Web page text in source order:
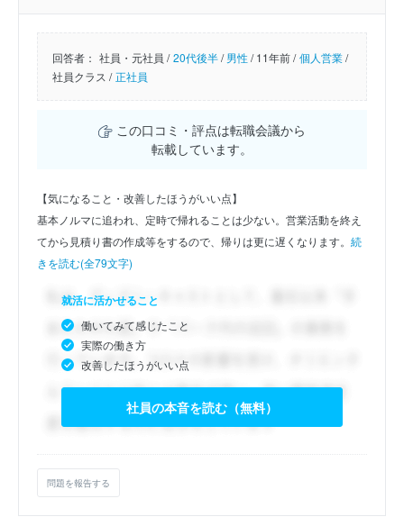
回答者： 社員・元社員 / 20代後半/男性/11年前 / 個人営業/
社員クラス / 正社員
この口コミ・評点は転職会議から
転載しています。
【気になること・改善したほうがいい点】
基本ノルマに追われ、定時で帰れることは少ない。営業活動を終え
てから見積り書の作成等をするので、帰りは更に遅くなります。 続
きを読む(全79文字)
就活に活かせること
働いてみて感じたこと
実際の働き方
改善したほうがいい点
社員の本音を読む（無料）
問題を報告する